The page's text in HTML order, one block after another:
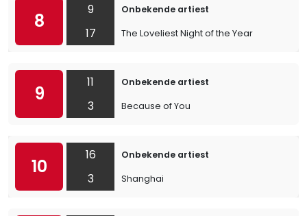
8
9
17
Onbekende artiest
The Loveliest Night of the Year
9
11
3
Onbekende artiest
Because of You
10
16
3
Onbekende artiest
Shanghai